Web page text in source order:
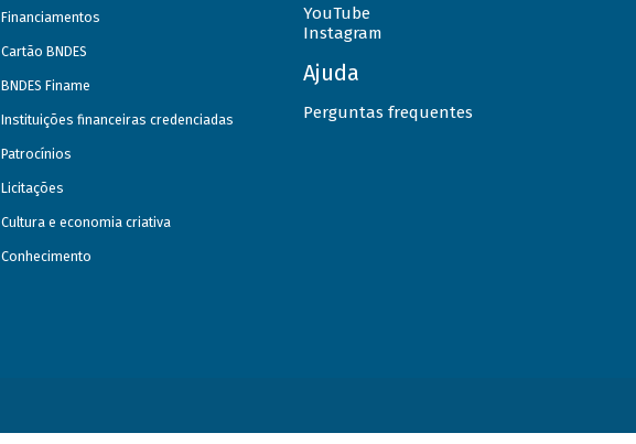
Financiamentos
Cartão BNDES
BNDES Finame
Instituições financeiras credenciadas
Patrocínios
Licitações
Cultura e economia criativa
Conhecimento
YouTube
Instagram
Ajuda
Perguntas frequentes